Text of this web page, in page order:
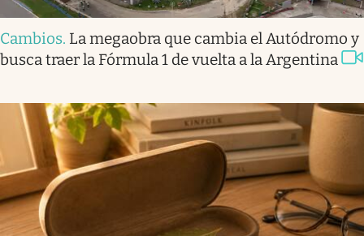
Cambios. La megaobra que cambia el Autódromo y
busca traer la Fórmula 1 de vuelta a la Argentina